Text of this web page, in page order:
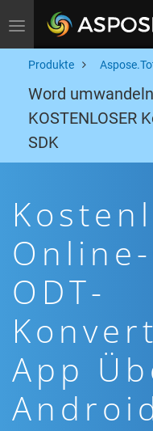
Toggle navigation
Produkte
Word
KOSTENLOSER
SDK
Online-
ODT-
App